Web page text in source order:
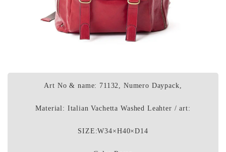
Art No & name: 71132, Numero Daypack,
Material: Italian Vachetta Washed Leahter / art:
SIZE:W34×H40×D14